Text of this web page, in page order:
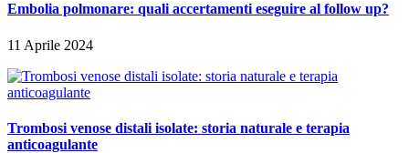
Embolia polmonare: quali accertamenti eseguire al follow up?
11 Aprile 2024
Trombosi venose distali isolate: storia naturale e terapia
anticoagulante